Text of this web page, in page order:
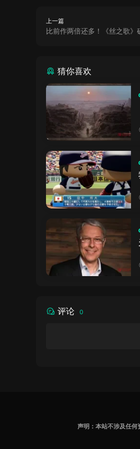
上一篇
比前作两倍还多！《丝之歌
猜你喜欢
评论 0
声明：本站不涉及任何